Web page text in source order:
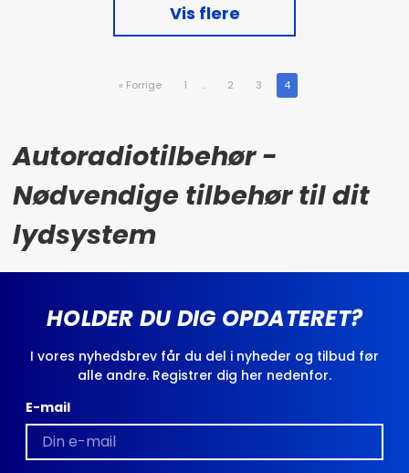
Vis flere
« Forrige 1 .. 2 3 4
Autoradiotilbehør -
Nødvendige tilbehør til dit
lydsystem
HOLDER DU DIG OPDATERET?
I vores nyhedsbrev får du del i nyheder og tilbud før
alle andre. Registrer dig her nedenfor.
E-mail